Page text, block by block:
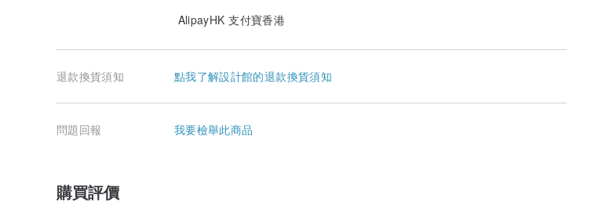
AlipayHK 支付寶香港
退款換貨須知 點我了解設計館的退款換貨須知
問題回報 我要檢舉此商品
購買評價